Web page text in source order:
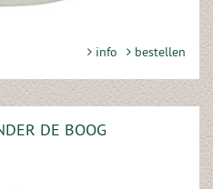
info bestellen
DE BOOG